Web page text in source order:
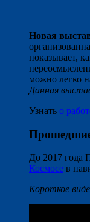
Новая
показывает,
можно легко
Данная
Узнать о
До 2017 года
Космосе в
Короткое